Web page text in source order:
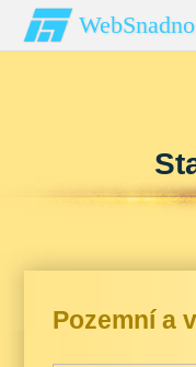
WebSnadno
Pozemní a